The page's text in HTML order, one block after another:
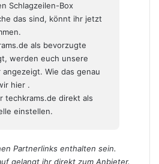
Schlagzeilen-Box
das sind, könnt ihr jetzt
als bevorzugte
werden euch unsere
Wie das genau
hier .
techkrams.de direkt als
einstellen.
Partnerlinks enthalten sein.
gelangt ihr direkt zum Anbieter.